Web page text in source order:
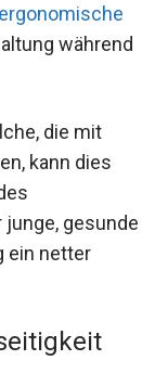
ergonomische
während
die mit
kann dies
gesunde
ein netter